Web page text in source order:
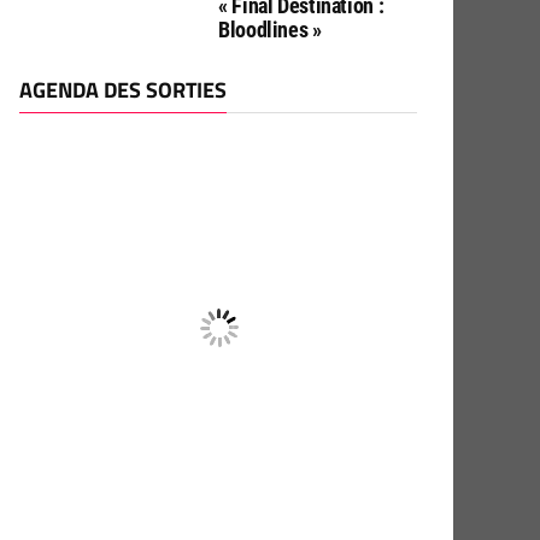
« Final Destination :
Bloodlines »
AGENDA DES SORTIES